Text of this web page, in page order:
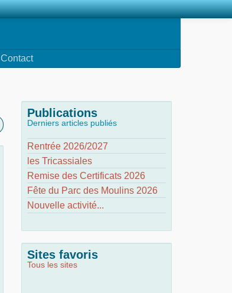
Contact
Publications
Derniers articles publiés
Rentrée 2026/2027
les Tricassiales
Remise des Certificats 2026
Fête du Parc des Moulins 2026
Nouvelle activité...
Sites favoris
Tous les sites